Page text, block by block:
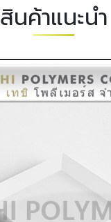
สินค้าแนะนำ